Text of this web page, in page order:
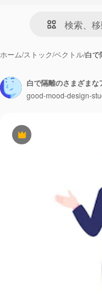
ホーム/ストック/ベクトル/白で
Premium
白で隔離のさまざま
good-mood-design-